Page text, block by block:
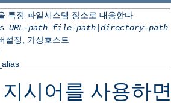
특정 파일시스템 장소로 대응한다
URL-path file-path| directory-path
설정, 가상호스트
지시어를 사용하